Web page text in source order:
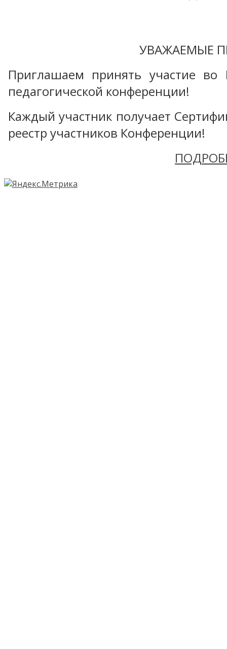
УВАЖАЕМЫЕ
Приглашаем принять участие во
педагогической конференции!
Каждый участник получает
реестр участников Конференции!